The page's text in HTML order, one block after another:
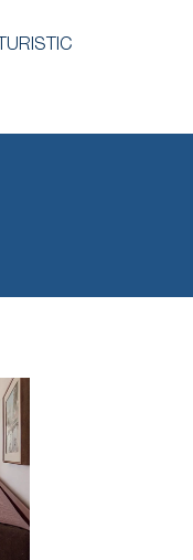
TURISTIC